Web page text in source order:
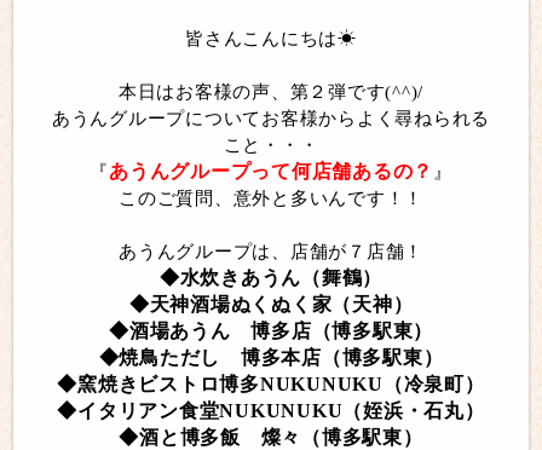
皆さんこんにちは☀
本日はお客様の声、第２弾です(^^)/
あうんグループについてお客様からよく尋ねられる
こと・・・
『あうんグループって何店舗あるの？ 』
このご質問、意外と多いんです！！
あうんグループは、店舗が７店舗！
◆水炊きあうん（舞鶴）
◆天神酒場ぬくぬく家（天神）
◆酒場あうん 博多店（博多駅東）
◆焼鳥ただし 博多本店（博多駅東）
◆窯焼きビストロ博多NUKUNUKU（冷泉町）
◆イタリアン食堂NUKUNUKU（姪浜・石丸）
◆酒と博多飯 燦々（博多駅東）